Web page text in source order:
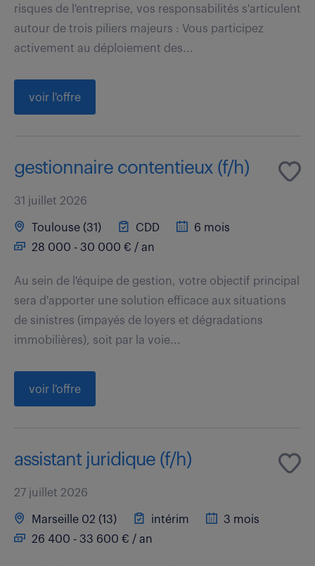
risques de l'entreprise, vos responsabilités s'articulent
autour de trois piliers majeurs : Vous participez
activement au déploiement des...
voir l'offre
gestionnaire contentieux (f/h)
31 juillet 2026
Toulouse (31) CDD
6 mois
28 000 - 30 000 € / an
Au sein de l'équipe de gestion, votre objectif principal
sera d'apporter une solution efficace aux situations
de sinistres (impayés de loyers et dégradations
immobilières), soit par la voie...
voir l'offre
assistant juridique (f/h)
27 juillet 2026
Marseille 02 (13) intérim
3 mois
26 400 - 33 600 € / an